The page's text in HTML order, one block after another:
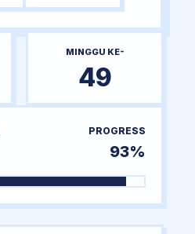
MINGGU KE-
49
PROGRESS
93%